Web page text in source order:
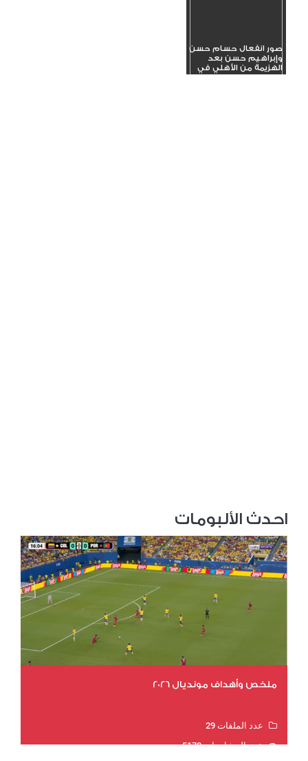
صور انفعال حسام حسن
وإبراهيم حسن بعد
الهزيمة من الأهلي في
الدوري_1
احدث الألبومات
ملخص وأهداف مونديال 2026
عدد الملفات 29
عدد المشاهدات 5170